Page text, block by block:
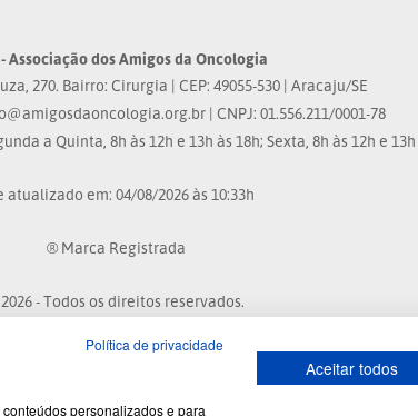
Associação dos Amigos da Oncologia
270. Bairro: Cirurgia | CEP: 49055-530 | Aracaju/SE
| CNPJ: 01.556.211/0001-78
a Quinta, 8h às 12h e 13h às 18h; Sexta, 8h às 12h e 13h
atualizado em: 04/08/2026 às 10:33h
® Marca Registrada
- Todos os direitos reservados.
Desenvolvido por:
Política de privacidade
personalizados e para
Aceitar todos